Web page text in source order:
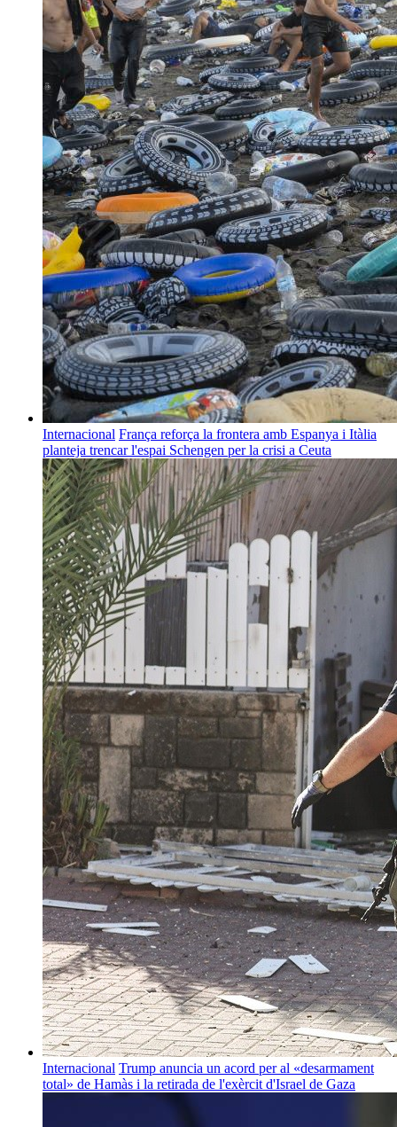
Internacional França reforça la frontera amb Espanya i Itàlia
planteja trencar l'espai Schengen per la crisi a Ceuta
Internacional Trump anuncia un acord per al «desarmament
total» de Hamàs i la retirada de l'exèrcit d'Israel de Gaza